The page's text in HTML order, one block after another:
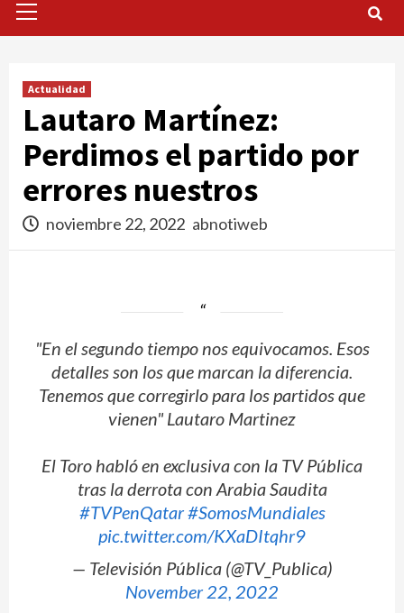
Menu
Actualidad
Lautaro Martínez:
Perdimos el partido por
errores nuestros
noviembre 22, 2022 abnotiweb
"En el segundo tiempo nos equivocamos. Esos
detalles son los que marcan la diferencia.
Tenemos que corregirlo para los partidos que
vienen" Lautaro Martinez
El Toro habló en exclusiva con la TV Pública
tras la derrota con Arabia Saudita
#TVPenQatar#SomosMundiales
pic.twitter.com/KXaDItqhr9
— Televisión Pública (@TV_Publica)
November 22, 2022